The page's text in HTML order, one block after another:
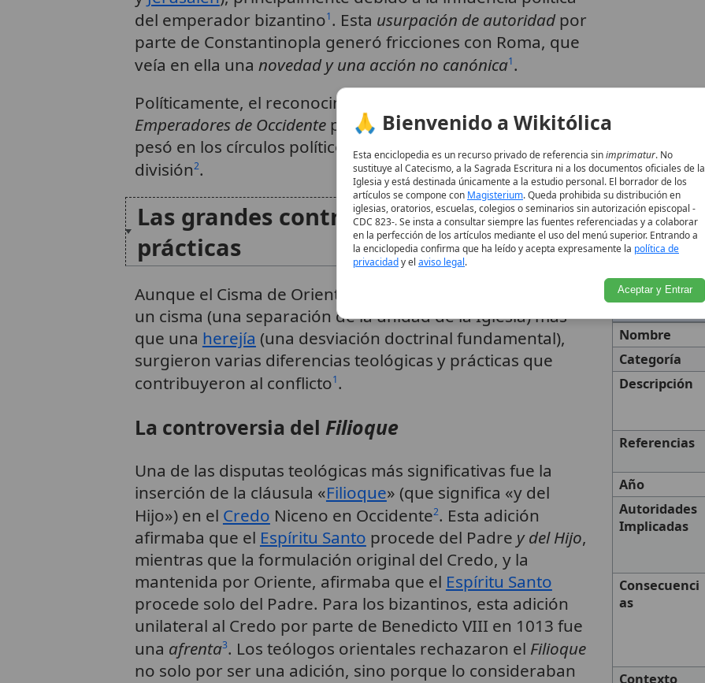
Nombre
Categoría
Descripción
Referencias
Año
Autoridades
Implicadas
Consecuenci
as
Contexto
del emperador bizantino1. Esta usurpación de autoridadpor
parte de Constantinopla generó fricciones con Roma, que
veía en ella una novedad y una acción no canónica1.
Políticamente, el reconocimiento de los reyes francos como
Emperadores de Occidentepor parte de los papas también
pesó en los círculos políticos bizantinos, acentuando la
división2.
Las grandes controversias teológicas y
prácticas
Aunque el Cisma de Oriente se considera principalmente
un cisma (una separación de la unidad de la Iglesia) más
que una herejía (una desviación doctrinal fundamental),
surgieron varias diferencias teológicas y prácticas que
contribuyeron al conflicto1.
La controversia del Filioque
Una de las disputas teológicas más significativas fue la
inserción de la cláusula «Filioque» (que significa «y del
Hijo») en el Credo Niceno en Occidente2. Esta adición
afirmaba que el Espíritu Santo procede del Padre y del Hijo,
mientras que la formulación original del Credo, y la
mantenida por Oriente, afirmaba que el Espíritu Santo
procede solo del Padre. Para los bizantinos, esta adición
unilateral al Credo por parte de Benedicto VIII en 1013 fue
una afrenta3. Los teólogos orientales rechazaron el Filioque
no solo por ser una adición, sino porque lo consideraban
🙏 Bienvenido a Wikitólica
Esta enciclopedia es un recurso privado de referencia sinimprimatur. No
sustituye al Catecismo, a la Sagrada Escritura ni a los documentos oficiales de la
Iglesia y está destinada únicamente a la estudio personal. El borrador de los
artículos se compone con Magisterium. Queda prohibida su distribución en
iglesias, oratorios, escuelas, colegios o seminarios sin autorización episcopal -
CDC 823-. Se insta a consultar siempre las fuentes referenciadas y a colaborar
en la perfección de los artículos mediante el uso del menú superior. Entrando a
la enciclopedia confirma que ha leído y acepta expresamente la política de
privacidady el aviso legal.
Aceptar y Entrar